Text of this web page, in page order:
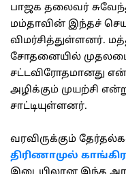
பாஜக தலைவர்
மம்தாவின் இந்தச்
விமர்சித்துள்ளனர்.
சோதனையில்
சட்டவிரோதமானது
அழிக்கும் முயற்சி
சாட்டியுள்ளனர்.
வரவிருக்கும்
திரிணாமுல்